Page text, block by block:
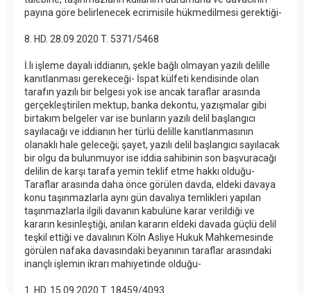
payına göre belirlenecek ecrimisile hükmedilmesi gerektiği-
8. HD. 28.09.2020 T. 5371/5468
İ.lı işleme dayalı iddianın, şekle bağlı olmayan yazılı delille
kanıtlanması gerekeceği- İspat külfeti kendisinde olan
tarafın yazılı bir belgesi yok ise ancak taraflar arasında
gerçekleştirilen mektup, banka dekontu, yazışmalar gibi
birtakım belgeler var ise bunların yazılı delil başlangıcı
sayılacağı ve iddianın her türlü delille kanıtlanmasının
olanaklı hale geleceği; şayet, yazılı delil başlangıcı sayılacak
bir olgu da bulunmuyor ise iddia sahibinin son başvuracağı
delilin de karşı tarafa yemin teklif etme hakkı olduğu-
Taraflar arasında daha önce görülen davda, eldeki davaya
konu taşınmazlarla aynı gün davalıya temlikleri yapılan
taşınmazlarla ilgili davanın kabulüne karar verildiği ve
kararın kesinleştiği, anılan kararın eldeki davada güçlü delil
teşkil ettiği ve davalının Köln Asliye Hukuk Mahkemesinde
görülen nafaka davasındaki beyanının taraflar arasındaki
inançlı işlemin ikrarı mahiyetinde olduğu-
1. HD. 15.09.2020 T. 18459/4093